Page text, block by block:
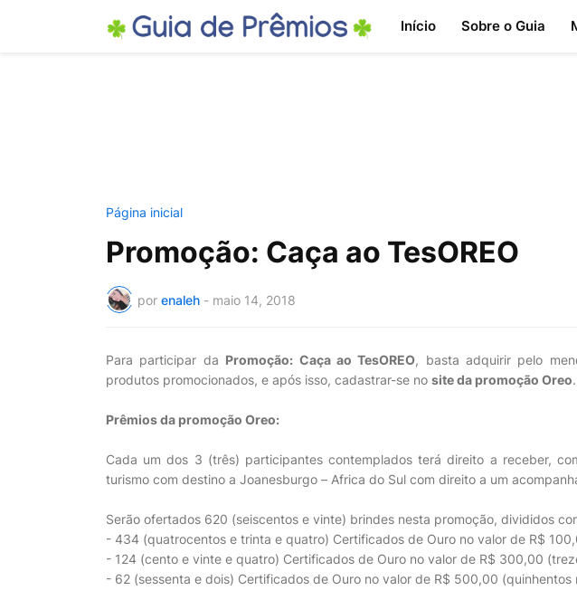
Início Sobre o Guia
Página inicial
Promoção: Caça ao TesOREO
por enaleh - maio 14, 2018
Para participar da Promoção: Caça ao TesOREO, basta adquirir pelo
produtos promocionados, e após isso, cadastrar-se no site da promoção Oreo.
Prêmios da promoção Oreo:
Cada um dos 3 (três) participantes contemplados terá direito a receber,
turismo com destino a Joanesburgo – Africa do Sul com direito a um
Serão ofertados 620 (seiscentos e vinte) brindes nesta promoção, divididos
- 434 (quatrocentos e trinta e quatro) Certificados de Ouro no valor de R$
- 124 (cento e vinte e quatro) Certificados de Ouro no valor de R$ 300,00
- 62 (sessenta e dois) Certificados de Ouro no valor de R$ 500,00 (quinhentos